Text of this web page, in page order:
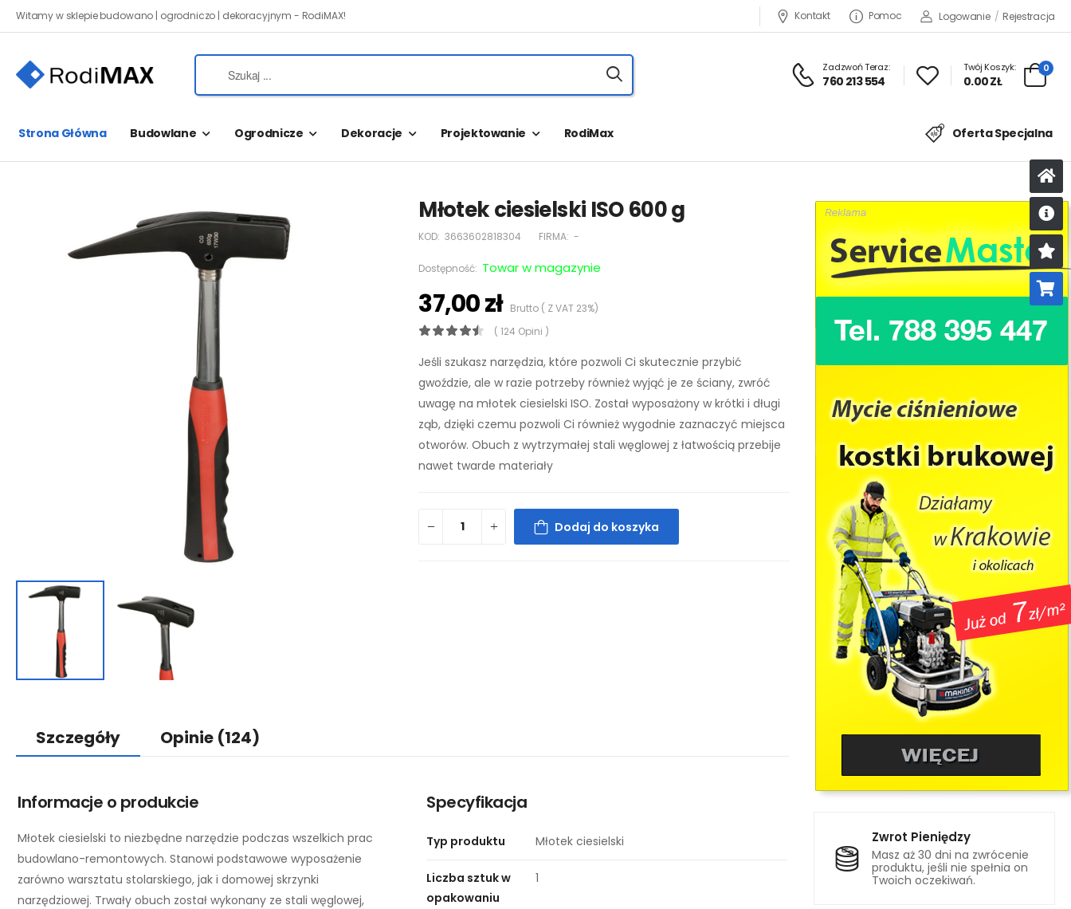
Witamy w sklepie budowano | ogrodniczo | dekoracyjnym - RodiMAX! Kontakt Pomoc Logowanie / Rejestracja
Zadzwoń Teraz:
760 213 554
Twój Koszyk:
0.00 ZŁ
0
Strona Główna Budowlane Ogrodnicze Dekoracje Projektowanie RodiMax Oferta Specjalna
Zwrot Pieniędzy
Masz aż 30 dni na zwrócenie
produktu, jeśli nie spełnia on
Twoich oczekiwań.
Młotek ciesielski ISO 600 g
KOD: 3663602818304 FIRMA: -
Dostępność: Towar w magazynie
37,00 złBrutto ( Z VAT 23%)
( 124 Opini )
Jeśli szukasz narzędzia, które pozwoli Ci skutecznie przybić
gwoździe, ale w razie potrzeby również wyjąć je ze ściany, zwróć
uwagę na młotek ciesielski ISO. Został wyposażony w krótki i długi
ząb, dzięki czemu pozwoli Ci również wygodnie zaznaczyć miejsca
otworów. Obuch z wytrzymałej stali węglowej z łatwością przebije
nawet twarde materiały
Dodaj do koszyka
Szczegóły Opinie (124)
Informacje o produkcie
Młotek ciesielski to niezbędne narzędzie podczas wszelkich prac
budowlano-remontowych. Stanowi podstawowe wyposażenie
zarówno warsztatu stolarskiego, jak i domowej skrzynki
narzędziowej. Trwały obuch został wykonany ze stali węglowej,
Specyfikacja
Typ produktu Młotek ciesielski
Liczba sztuk w
opakowaniu
1